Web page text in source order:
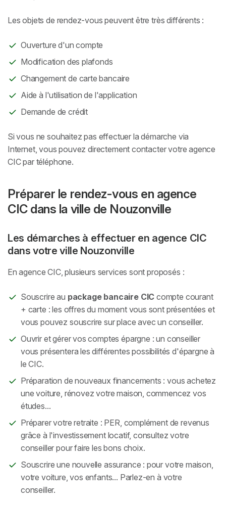
Les objets de rendez-vous peuvent être très différents :
Ouverture d'un compte
Modification des plafonds
Changement de carte bancaire
Aide à l'utilisation de l'application
Demande de crédit
Si vous ne souhaitez pas effectuer la démarche via
Internet, vous pouvez directement contacter votre agence
CIC par téléphone.
Préparer le rendez-vous en agence
CIC dans la ville de Nouzonville
Les démarches à effectuer en agence CIC
dans votre ville Nouzonville
En agence CIC, plusieurs services sont proposés :
Souscrire au package bancaire CIC compte courant
+ carte : les offres du moment vous sont présentées et
vous pouvez souscrire sur place avec un conseiller.
Ouvrir et gérer vos comptes épargne : un conseiller
vous présentera les différentes possibilités d'épargne à
le CIC.
Préparation de nouveaux financements : vous achetez
une voiture, rénovez votre maison, commencez vos
études...
Préparer votre retraite : PER, complément de revenus
grâce à l'investissement locatif, consultez votre
conseiller pour faire les bons choix.
Souscrire une nouvelle assurance : pour votre maison,
votre voiture, vos enfants... Parlez-en à votre
conseiller.